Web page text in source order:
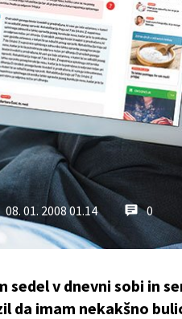
08. 01. 2008 01.14 0
sedel v dnevni sobi in
da imam nekakšno